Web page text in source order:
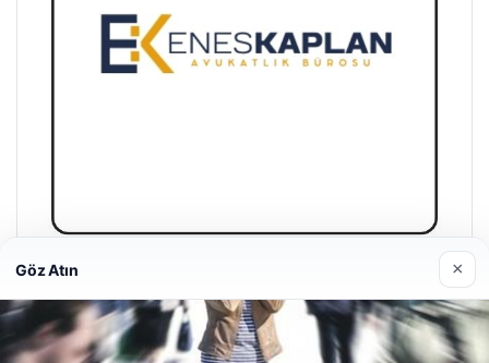
Enes Kaplan Avukatlık Bürosu
28/04/2026
Göz Atın ×